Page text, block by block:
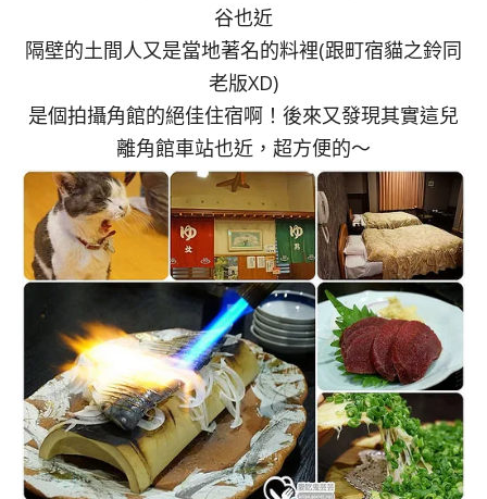
谷也近
隔壁的土間人又是當地著名的料裡(跟町宿貓之鈴同
老版XD)
是個拍攝角館的絕佳住宿啊！後來又發現其實這兒
離角館車站也近，超方便的～